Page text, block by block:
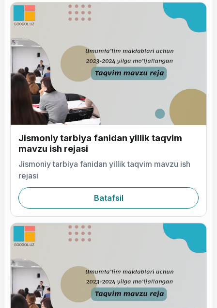
Jismoniy tarbiya fanidan yillik taqvim
mavzu ish rejasi
Jismoniy tarbiya fanidan yillik taqvim mavzu ish
rejasi
Batafsil